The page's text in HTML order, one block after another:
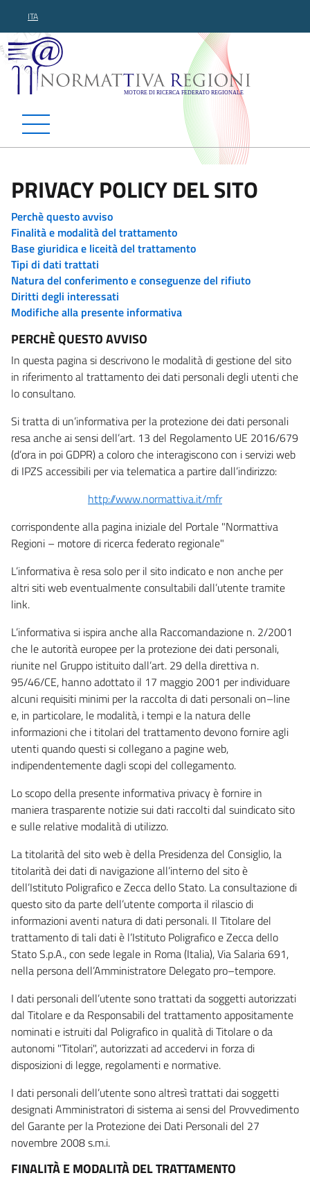
ITA
Normattiva Regioni -
PRIVACY POLICY DEL SITO
Perchè questo avviso
Finalità e modalità del trattamento
Base giuridica e liceità del trattamento
Tipi di dati trattati
Natura del conferimento e conseguenze del rifiuto
Diritti degli interessati
Modifiche alla presente informativa
PERCHÈ QUESTO AVVISO
In questa pagina si descrivono le modalità di gestione del sito
in riferimento al trattamento dei dati personali degli utenti che
lo consultano.
Si tratta di un’informativa per la protezione dei dati personali
resa anche ai sensi dell’art. 13 del Regolamento UE 2016/679
(d’ora in poi GDPR) a coloro che interagiscono con i servizi web
di IPZS accessibili per via telematica a partire dall’indirizzo:
http://www.normattiva.it/mfr
corrispondente alla pagina iniziale del Portale "Normattiva
Regioni – motore di ricerca federato regionale"
L’informativa è resa solo per il sito indicato e non anche per
altri siti web eventualmente consultabili dall’utente tramite
link.
L’informativa si ispira anche alla Raccomandazione n. 2/2001
che le autorità europee per la protezione dei dati personali,
riunite nel Gruppo istituito dall’art. 29 della direttiva n.
95/46/CE, hanno adottato il 17 maggio 2001 per individuare
alcuni requisiti minimi per la raccolta di dati personali on–line
e, in particolare, le modalità, i tempi e la natura delle
informazioni che i titolari del trattamento devono fornire agli
utenti quando questi si collegano a pagine web,
indipendentemente dagli scopi del collegamento.
Lo scopo della presente informativa privacy è fornire in
maniera trasparente notizie sui dati raccolti dal suindicato sito
e sulle relative modalità di utilizzo.
La titolarità del sito web è della Presidenza del Consiglio, la
titolarità dei dati di navigazione all’interno del sito è
dell’Istituto Poligrafico e Zecca dello Stato. La consultazione di
questo sito da parte dell’utente comporta il rilascio di
informazioni aventi natura di dati personali. Il Titolare del
trattamento di tali dati è l’Istituto Poligrafico e Zecca dello
Stato S.p.A., con sede legale in Roma (Italia), Via Salaria 691,
nella persona dell’Amministratore Delegato pro–tempore.
I dati personali dell’utente sono trattati da soggetti autorizzati
dal Titolare e da Responsabili del trattamento appositamente
nominati e istruiti dal Poligrafico in qualità di Titolare o da
autonomi "Titolari", autorizzati ad accedervi in forza di
disposizioni di legge, regolamenti e normative.
I dati personali dell’utente sono altresì trattati dai soggetti
designati Amministratori di sistema ai sensi del Provvedimento
del Garante per la Protezione dei Dati Personali del 27
novembre 2008 s.m.i.
FINALITÀ E MODALITÀ DEL TRATTAMENTO